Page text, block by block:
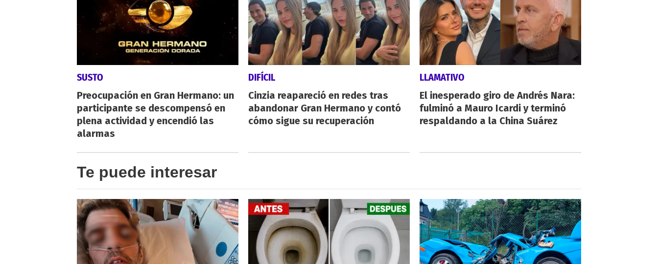
SUSTO
Preocupación en Gran Hermano: un
participante se descompensó en
plena actividad y encendió las
alarmas
DIFÍCIL
Cinzia reapareció en redes tras
abandonar Gran Hermano y contó
cómo sigue su recuperación
LLAMATIVO
El inesperado giro de Andrés Nara:
fulminó a Mauro Icardi y terminó
respaldando a la China Suárez
Te puede interesar